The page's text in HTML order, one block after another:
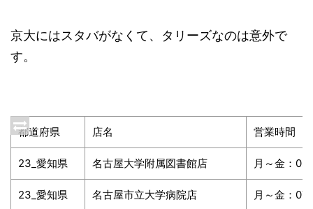
京大にはスタバがなくて、タリーズなのは意外で
す。
都道府県 店名 営業時間
23_愛知県 名古屋大学附属図書館店 月～金：
23_愛知県 名古屋市立大学病院店 月～金：